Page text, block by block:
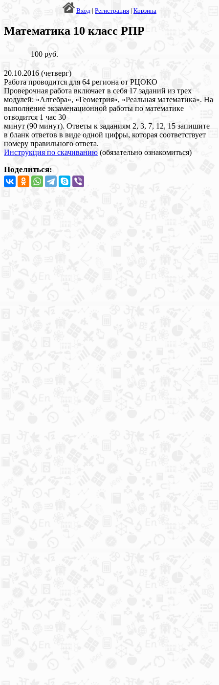
Вход | Регистрация | Корзина
Математика 10 класс РПР
100 руб.
20.10.2016 (четверг)
Работа проводится для 64 региона от РЦОКО
Проверочная работа включает в себя 17 заданий из трех
модулей: «Алгебра», «Геометрия», «Реальная математика». На
выполнение экзаменационной работы по математике
отводится 1 час 30
минут (90 минут). Ответы к заданиям 2, 3, 7, 12, 15 запишите
в бланк ответов в виде одной цифры, которая соответствует
номеру правильного ответа.
Инструкция по скачиванию (обязательно ознакомиться)
Поделиться: